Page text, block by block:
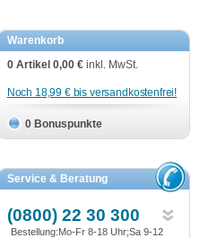
Warenkorb
0 Artikel 0,00 € inkl. MwSt.
Noch 18,99 € bis versandkostenfrei!
0 Bonuspunkte
Service & Beratung
(0800) 22 30 300
Bestellung:Mo-Fr 8-18 Uhr;Sa 9-12